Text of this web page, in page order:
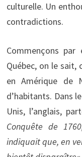
culturelle. Un
contradictions.
Commençons par
Québec, on le
en Amérique de
d’habitants. Dans
Unis, l’anglais,
Conquête de
indiquait que, en